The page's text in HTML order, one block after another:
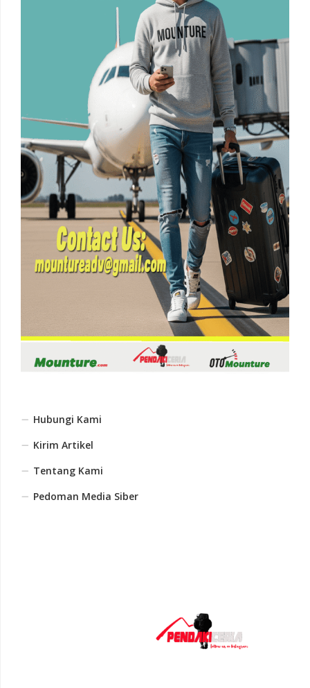
Hubungi Kami
Kirim Artikel
Tentang Kami
Pedoman Media Siber